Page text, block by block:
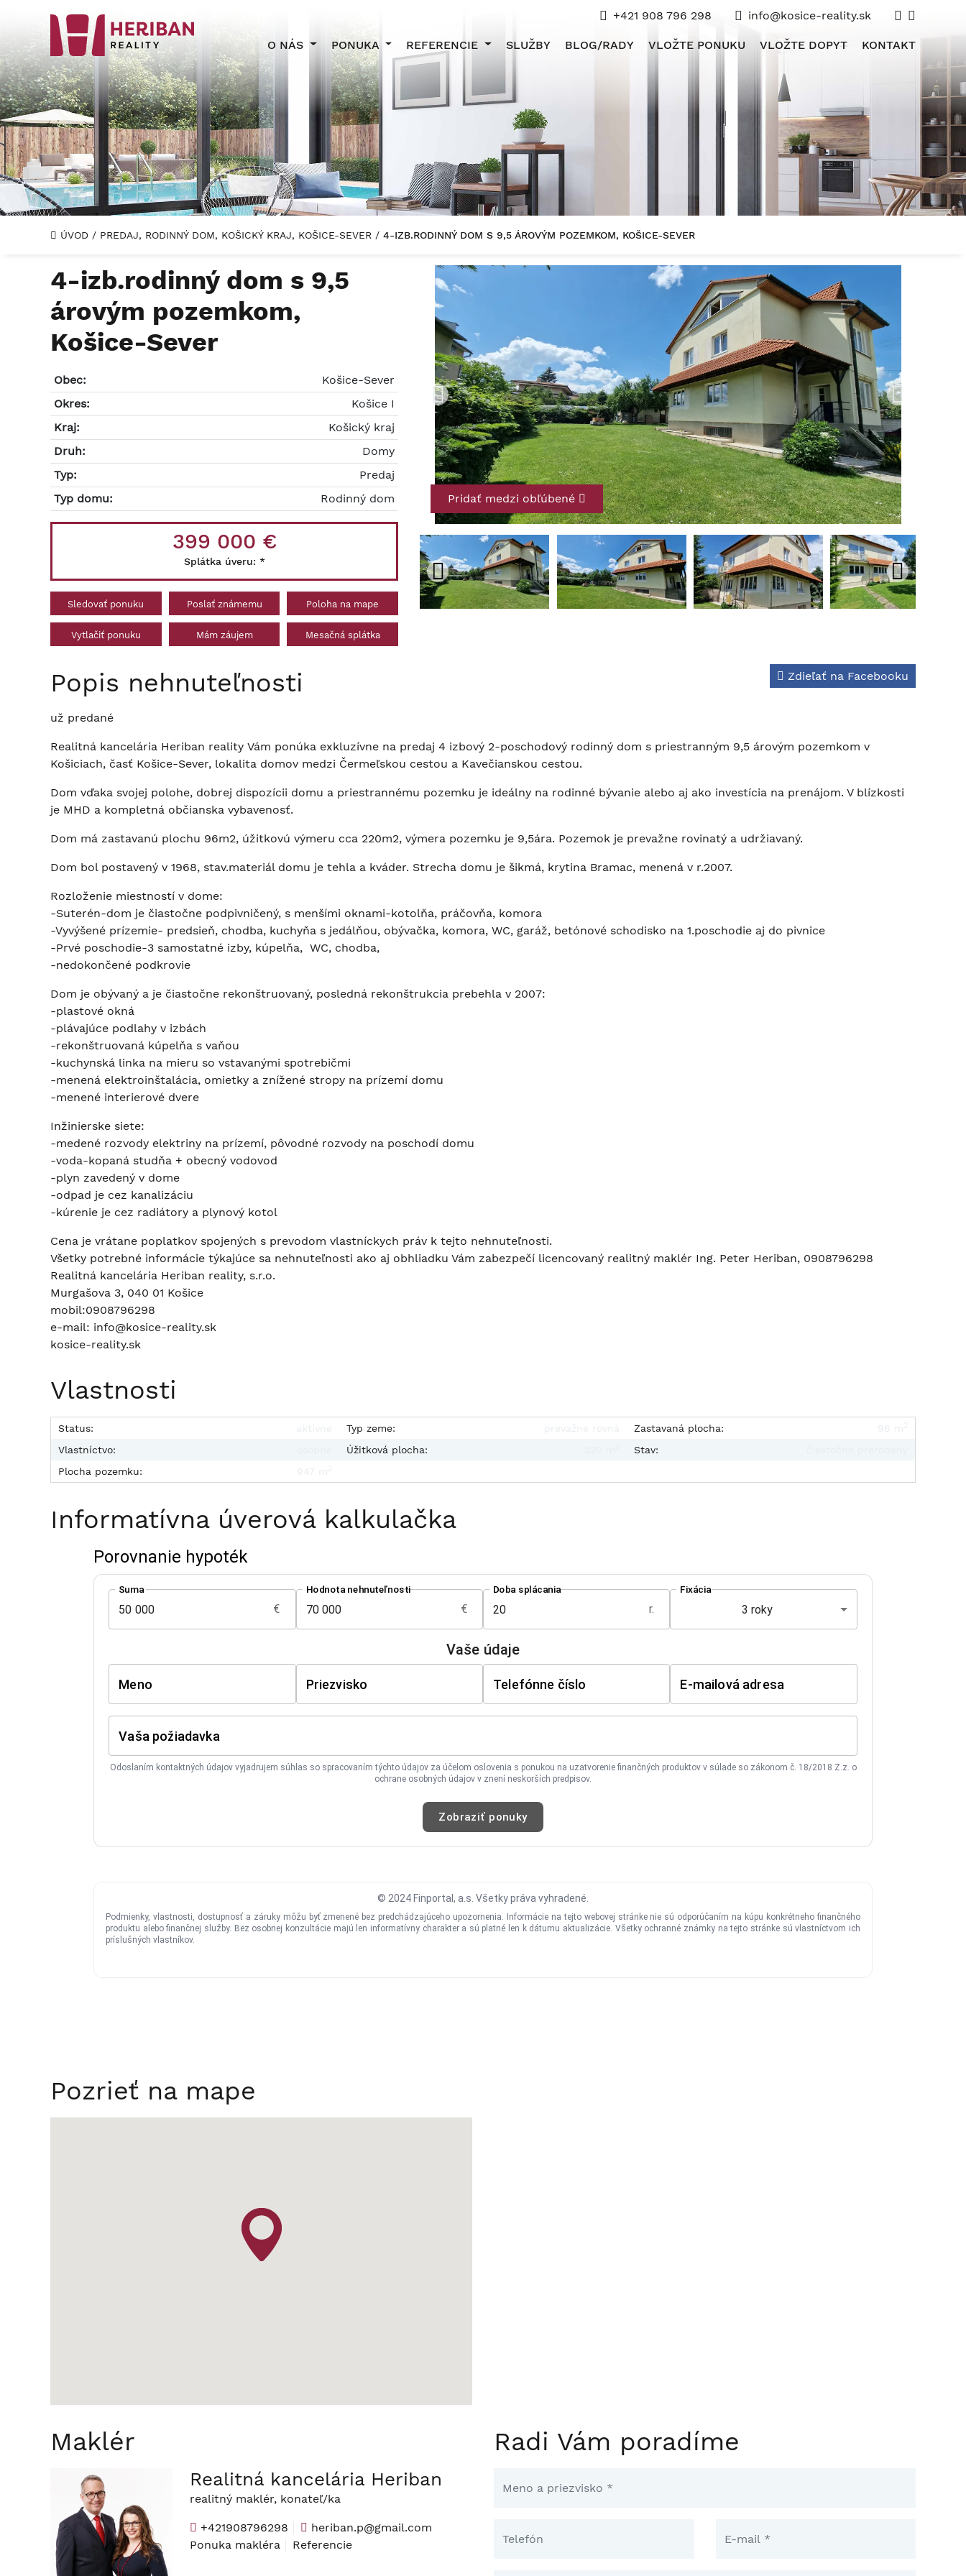
+421 908 796 298 info@kosice-reality.sk
O NÁS PONUKA REFERENCIE SLUŽBY BLOG/RADY VLOŽTE PONUKU VLOŽTE DOPYT KONTAKT
ÚVOD / PREDAJ, RODINNÝ DOM, KOŠICKÝ KRAJ, KOŠICE-SEVER / 4-IZB.RODINNÝ DOM S 9,5 ÁROVÝM POZEMKOM, KOŠICE-SEVER
4-izb.rodinný dom s 9,5
árovým pozemkom,
Košice-Sever
Obec:
Košice-Sever
Okres:
Košice I
Kraj:
Košický kraj
Druh:
Domy
Typ:
Predaj
Typ domu:
Rodinný dom
399 000 €
Splátka úveru: *
Sledovať ponuku Poslať známemu Poloha na mape
Vytlačiť ponuku Mám záujem Mesačná splátka
Pridať medzi obľúbené
Popis nehnuteľnosti Zdieľať na Facebooku
už predané
Realitná kancelária Heriban reality Vám ponúka exkluzívne na predaj 4 izbový 2-poschodový rodinný dom s priestranným 9,5 árovým pozemkom v
Košiciach, časť Košice-Sever, lokalita domov medzi Čermeľskou cestou a Kavečianskou cestou.
Dom vďaka svojej polohe, dobrej dispozícii domu a priestrannému pozemku je ideálny na rodinné bývanie alebo aj ako investícia na prenájom. V blízkosti
je MHD a kompletná občianska vybavenosť.
Dom má zastavanú plochu 96m2, úžitkovú výmeru cca 220m2, výmera pozemku je 9,5ára. Pozemok je prevažne rovinatý a udržiavaný.
Dom bol postavený v 1968, stav.materiál domu je tehla a kváder. Strecha domu je šikmá, krytina Bramac, menená v r.2007.
Rozloženie miestností v dome:
-Suterén-dom je čiastočne podpivničený, s menšími oknami-kotolňa, práčovňa, komora
-Vyvýšené prízemie- predsieň, chodba, kuchyňa s jedálňou, obývačka, komora, WC, garáž, betónové schodisko na 1.poschodie aj do pivnice
-Prvé poschodie-3 samostatné izby, kúpelňa, WC, chodba,
-nedokončené podkrovie
Dom je obývaný a je čiastočne rekonštruovaný, posledná rekonštrukcia prebehla v 2007:
-plastové okná
-plávajúce podlahy v izbách
-rekonštruovaná kúpelňa s vaňou
-kuchynská linka na mieru so vstavanými spotrebičmi
-menená elektroinštalácia, omietky a znížené stropy na prízemí domu
-menené interierové dvere
Inžinierske siete:
-medené rozvody elektriny na prízemí, pôvodné rozvody na poschodí domu
-voda-kopaná studňa + obecný vodovod
-plyn zavedený v dome
-odpad je cez kanalizáciu
-kúrenie je cez radiátory a plynový kotol
Cena je vrátane poplatkov spojených s prevodom vlastníckych práv k tejto nehnuteľnosti.
Všetky potrebné informácie týkajúce sa nehnuteľnosti ako aj obhliadku Vám zabezpečí licencovaný realitný maklér Ing. Peter Heriban, 0908796298
Realitná kancelária Heriban reality, s.r.o.
Murgašova 3, 040 01 Košice
mobil:0908796298
e-mail: info@kosice-reality.sk
kosice-reality.sk
Vlastnosti
Status:
Vlastníctvo:
Plocha pozemku:
Typ zeme:
Úžitková plocha:
Zastavaná plocha:
Stav:
Informatívna úverová kalkulačka
Pozrieť na mape
Maklér
Realitná kancelária Heriban
realitný maklér, konateľ/ka
+421908796298
heriban.p@gmail.com
Ponuka makléra
Referencie
Radi Vám poradíme